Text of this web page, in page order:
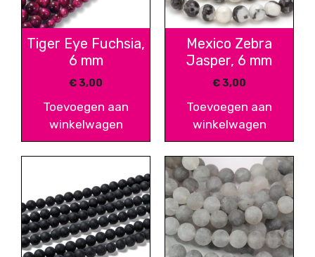
Tiger Eye Fuchsia,
6 mm
€3,00
Toevoegen aan
winkelwagen
Mexico Zebra
Jasper, 6 mm
€3,00
Toevoegen aan
winkelwagen